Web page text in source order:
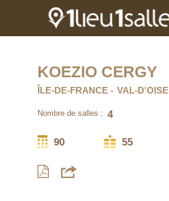
KOEZIO CERGY
ÎLE-DE-FRANCE VAL-D'OISE
Nombre de salles : 4
90 55